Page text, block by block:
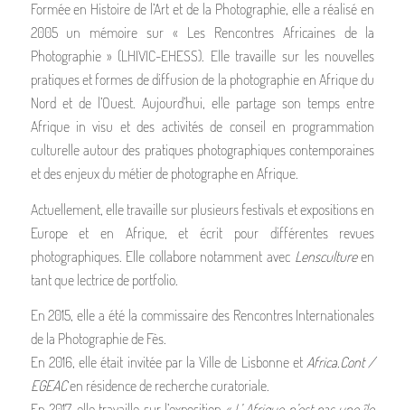
Formée en Histoire de l’Art et de la Photographie, elle a réalisé en
2005 un mémoire sur « Les Rencontres Africaines de la
Photographie » (LHIVIC-EHESS). Elle travaille sur les nouvelles
pratiques et formes de diffusion de la photographie en Afrique du
Nord et de l’Ouest. Aujourd’hui, elle partage son temps entre
Afrique in visu et des activités de conseil en programmation
culturelle autour des pratiques photographiques contemporaines
et des enjeux du métier de photographe en Afrique.
Actuellement, elle travaille sur plusieurs festivals et expositions en
Europe et en Afrique, et écrit pour différentes revues
photographiques. Elle collabore notamment avec Lenscultureen
tant que lectrice de portfolio.
En 2015, elle a été la commissaire des Rencontres Internationales
de la Photographie de Fès.
En 2016, elle était invitée par la Ville de Lisbonne etAfrica.Cont /
EGEACen résidence de recherche curatoriale.